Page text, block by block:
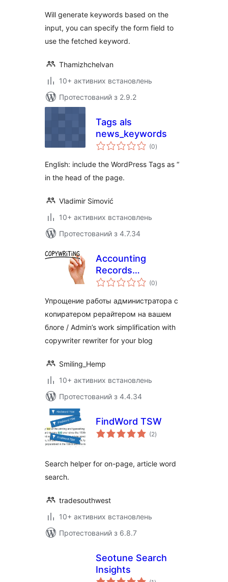
Will generate keywords based on the
input, you can specify the form field to
use the fetched keyword.
Thamizhchelvan
10+ активних встановлень
Протестований з 2.9.2
Tags als
news_keywords
(0загальний
рейтинг
)
English: include the WordPress Tags as “
in the head of the page.
Vladimir Simović
10+ активних встановлень
Протестований з 4.7.34
Accounting
Records
Copywriter
(0загальний
рейтинг
)
Упрощение работы администратора с
копиратером рерайтером на вашем
блоге / Admin’s work simplification with
copywriter rewriter for your blog
Smiling_Hemp
10+ активних встановлень
Протестований з 4.4.34
FindWord TSW
(2загальний
рейтинг
)
Search helper for on-page, article word
search.
tradesouthwest
10+ активних встановлень
Протестований з 6.8.7
Seotune Search
Insights
загальний